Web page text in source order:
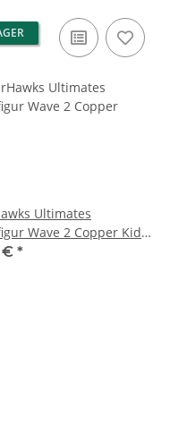
Ultimates
Wave 2 Copper Kidd
Accurate) 18 cm
€ *